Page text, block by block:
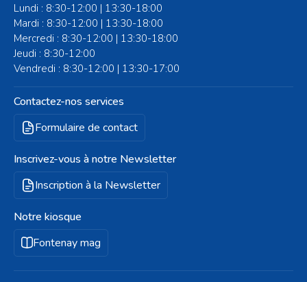
Lundi : 8:30-12:00 | 13:30-18:00
Mardi : 8:30-12:00 | 13:30-18:00
Mercredi : 8:30-12:00 | 13:30-18:00
Jeudi : 8:30-12:00
Vendredi : 8:30-12:00 | 13:30-17:00
Contactez-nos services
Formulaire de contact
Inscrivez-vous à notre Newsletter
Inscription à la Newsletter
Notre kiosque
Fontenay mag